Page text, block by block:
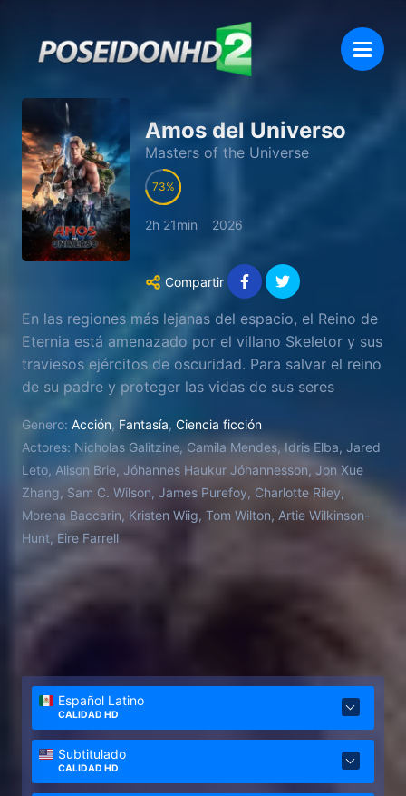
Amos del Universo
Masters of the Universe
73
2h 21min 2026
Compartir
En las regiones más lejanas del espacio, el Reino de
Eternia está amenazado por el villano Skeletor y sus
traviesos ejércitos de oscuridad. Para salvar el reino
de su padre y proteger las vidas de sus seres
queridos, el joven príncipe Adam tiene que
recuperar una espada mítica y convertirse en el
legendario guerrero conocido como "He-Man".
Genero: Acción Fantasía, Ciencia ficción
Actores: Nicholas Galitzine, Camila Mendes, Idris Elba, Jared
Leto, Alison Brie, Jóhannes Haukur Jóhannesson, Jon Xue
Zhang, Sam C. Wilson, James Purefoy, Charlotte Riley,
Morena Baccarin, Kristen Wiig, Tom Wilton, Artie Wilkinson-
Hunt, Eire Farrell
Español Latino
CALIDAD HD
Subtitulado
CALIDAD HD